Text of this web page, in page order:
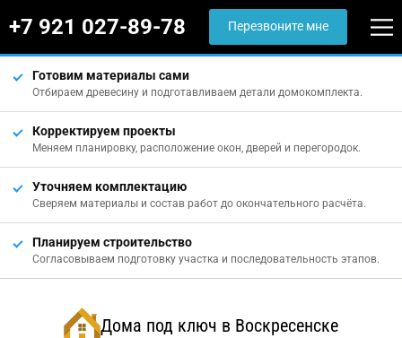
+7 921 027-89-78 Перезвоните мне
Готовим материалы сами
Отбираем древесину и подготавливаем детали домокомплекта.
Корректируем проекты
Меняем планировку, расположение окон, дверей и перегородок.
Уточняем комплектацию
Сверяем материалы и состав работ до окончательного расчёта.
Планируем строительство
Согласовываем подготовку участка и последовательность этапов.
Дома под ключ в Воскресенске